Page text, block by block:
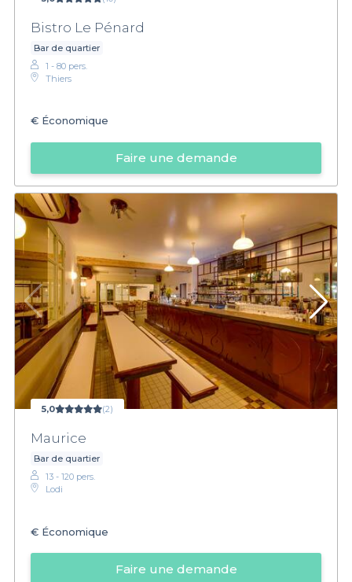
Bistro Le Pénard
Bar de quartier
1 - 80 pers.
Thiers
€ Économique
Faire une demande
5,0 (2)
Maurice
Bar de quartier
13 - 120 pers.
Lodi
€ Économique
Faire une demande